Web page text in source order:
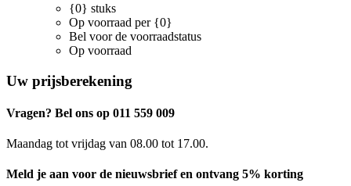
{0} stuks
Op voorraad per {0}
Bel voor de voorraadstatus
Op voorraad
Uw prijsberekening
Vragen? Bel ons op 011 559 009
Maandag tot vrijdag van 08.00 tot 17.00.
Meld je aan voor de nieuwsbrief en ontvang 5% korting